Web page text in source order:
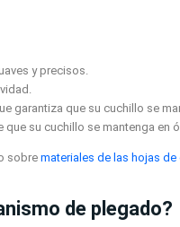
y precisos.
garantiza que su cuchillo se
su cuchillo se mantenga
sobre materiales de las hojas de
de plegado?